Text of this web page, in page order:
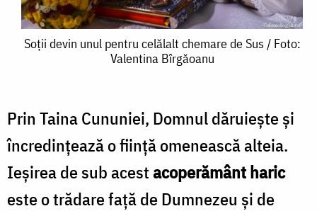
Soții
pentru
celălalt
chemare
de
Soții devin unul pentru celălalt chemare de Sus / Foto:
Valentina Bîrgăoanu
Prin Taina Cununiei, Domnul dăruieşte şi
încredinţează o fiinţă omenească alte­ia.
Ieşirea de sub acestacoperământ haric
este o trădare faţă de Dumnezeu şi de